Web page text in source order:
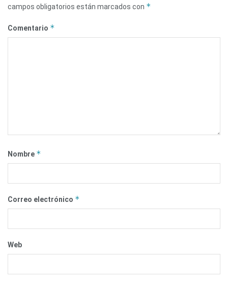
campos obligatorios están marcados con *
Comentario *
Nombre *
Correo electrónico *
Web